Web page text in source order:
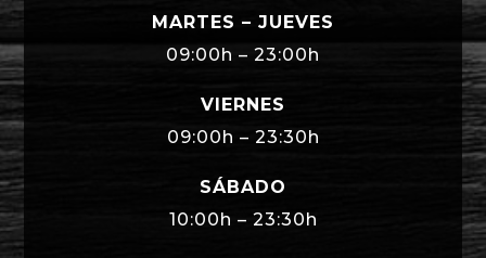
MARTES – JUEVES
09:00h – 23:00h
VIERNES
09:00h – 23:30h
SÁBADO
10:00h – 23:30h